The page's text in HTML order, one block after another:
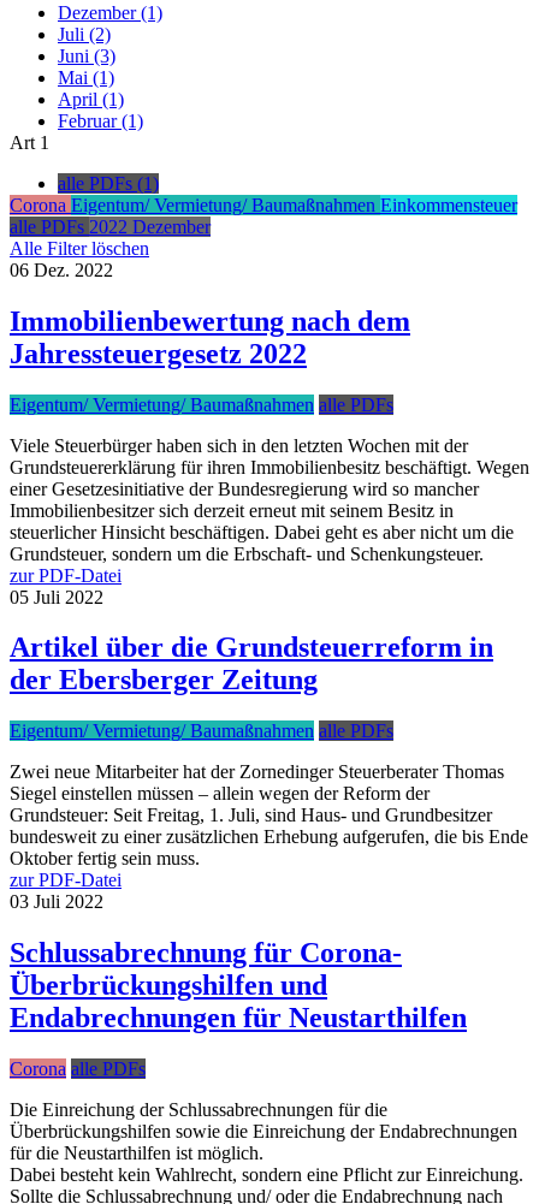
Dezember (1)
Juli (2)
Juni (3)
Mai (1)
April (1)
Februar (1)
Art 1
alle PDFs (1)
Corona Eigentum/ Vermietung/ Baumaßnahmen Einkommensteuer
alle PDFs 2022 Dezember
Alle Filter löschen
06 Dez. 2022
Immobilienbewertung nach dem
Jahressteuergesetz 2022
Eigentum/ Vermietung/ Baumaßnahmen alle PDFs
Viele Steuerbürger haben sich in den letzten Wochen mit der
Grundsteuererklärung für ihren Immobilienbesitz beschäftigt. Wegen
einer Gesetzesinitiative der Bundesregierung wird so mancher
Immobilienbesitzer sich derzeit erneut mit seinem Besitz in
steuerlicher Hinsicht beschäftigen. Dabei geht es aber nicht um die
Grundsteuer, sondern um die Erbschaft- und Schenkungsteuer.
zur PDF-Datei
05 Juli 2022
Artikel über die Grundsteuerreform in
der Ebersberger Zeitung
Eigentum/ Vermietung/ Baumaßnahmen alle PDFs
Zwei neue Mitarbeiter hat der Zornedinger Steuerberater Thomas
Siegel einstellen müssen – allein wegen der Reform der
Grundsteuer: Seit Freitag, 1. Juli, sind Haus- und Grundbesitzer
bundesweit zu einer zusätzlichen Erhebung aufgerufen, die bis Ende
Oktober fertig sein muss.
zur PDF-Datei
03 Juli 2022
Schlussabrechnung für Corona-
Überbrückungshilfen und
Endabrechnungen für Neustarthilfen
Corona alle PDFs
Die Einreichung der Schlussabrechnungen für die
Überbrückungshilfen sowie die Einreichung der Endabrechnungen
für die Neustarthilfen ist möglich.
Dabei besteht kein Wahlrecht, sondern eine Pflicht zur Einreichung.
Sollte die Schlussabrechnung und/ oder die Endabrechnung nach